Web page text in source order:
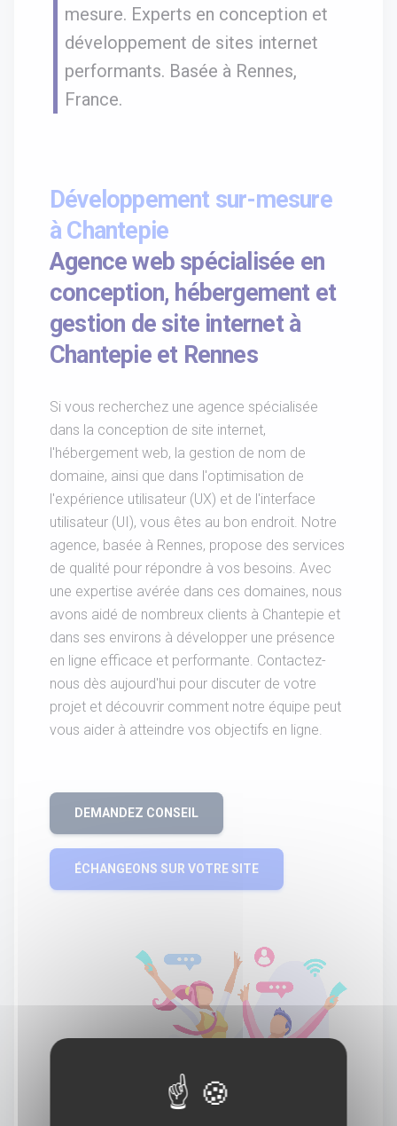
mesure. Experts en conception et
développement de sites internet
performants. Basée à Rennes,
France.
Développement sur-mesure
à Chantepie
Agence web spécialisée en
conception, hébergement et
gestion de site internet à
Chantepie et Rennes
Si vous recherchez une agence spécialisée
dans la conception de site internet,
l'hébergement web, la gestion de nom de
domaine, ainsi que dans l'optimisation de
l'expérience utilisateur (UX) et de l'interface
utilisateur (UI), vous êtes au bon endroit. Notre
agence, basée à Rennes, propose des services
de qualité pour répondre à vos besoins. Avec
une expertise avérée dans ces domaines, nous
avons aidé de nombreux clients à Chantepie et
dans ses environs à développer une présence
en ligne efficace et performante. Contactez-
nous dès aujourd'hui pour discuter de votre
projet et découvrir comment notre équipe peut
vous aider à atteindre vos objectifs en ligne.
DEMANDEZ CONSEIL
ÉCHANGEONS SUR VOTRE SITE